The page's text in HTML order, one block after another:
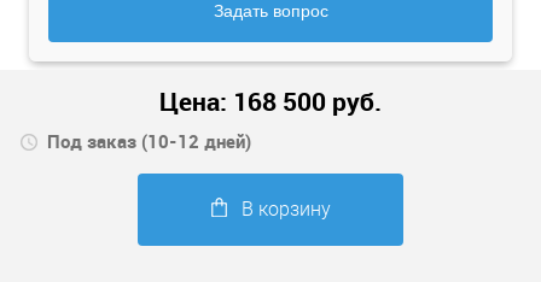
Задать вопрос
Цена: 168 500 руб.
Под заказ (10-12 дней)
В корзину